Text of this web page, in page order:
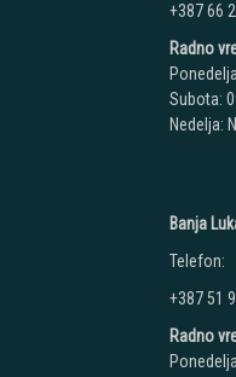
+387 66
Radno
Subota:
Nedelja:
Banja
Telefon:
+387 51
Radno